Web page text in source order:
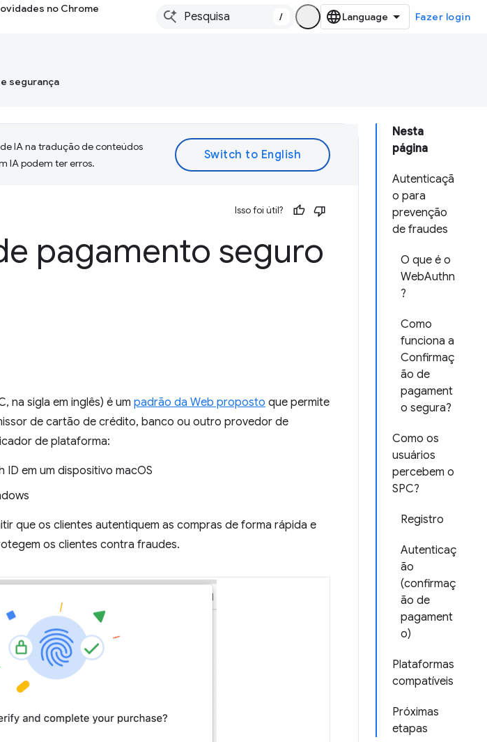
no Chrome
/ Fazer login
segurança
Nesta
página
Autenticaçã
o para
prevenção
de fraudes
O que é o
WebAuthn
?
Como
funciona a
Confirmaç
ão de
pagament
o segura?
Como os
usuários
percebem o
SPC?
Registro
Autenticaç
ão
(confirmaç
ão de
pagament
o)
Plataformas
compatíveis
Próximas
etapas
IA na tradução de conteúdos
IA podem ter erros.
Isso foi útil?
pagamento seguro
na sigla em inglês) é um padrão da Web proposto que permite
de cartão de crédito, banco ou outro provedor de
de plataforma:
ID em um dispositivo macOS
que os clientes autentiquem as compras de forma rápida e
os clientes contra fraudes.